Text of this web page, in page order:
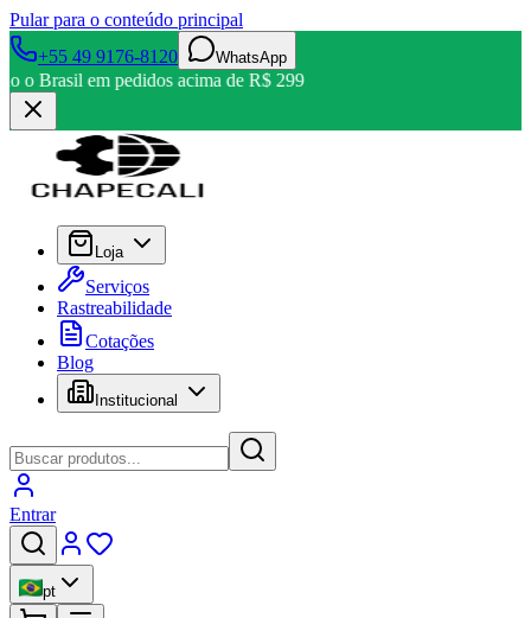
Pular para o conteúdo principal
+55 49 9176-8120
WhatsApp
o Brasil em pedidos acima de R$ 299
Loja
Serviços
Rastreabilidade
Cotações
Blog
Institucional
Entrar
pt